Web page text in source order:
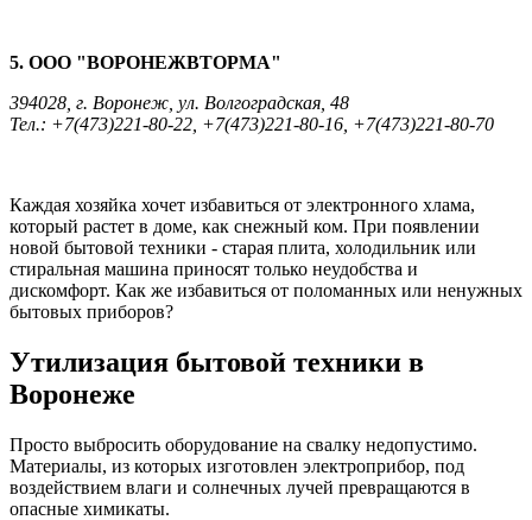
5. ООО "ВОРОНЕЖВТОРМА"
394028, г. Воронеж, ул. Волгоградская, 48
Тел.: +7(473)221-80-22, +7(473)221-80-16, +7(473)221-80-70
Каждая хозяйка хочет избавиться от электронного хлама,
который растет в доме, как снежный ком. При появлении
новой бытовой техники - старая плита, холодильник или
стиральная машина приносят только неудобства и
дискомфорт. Как же избавиться от поломанных или ненужных
бытовых приборов?
Утилизация бытовой техники в
Воронеже
Просто выбросить оборудование на свалку недопустимо.
Материалы, из которых изготовлен электроприбор, под
воздействием влаги и солнечных лучей превращаются в
опасные химикаты.